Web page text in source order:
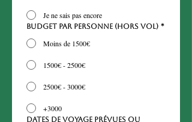
Je ne sais pas encore
Budget par personne (hors vol) *
Moins de 1500€
1500€ - 2500€
2500€ - 3000€
+3000
Dates de voyage prévues ou